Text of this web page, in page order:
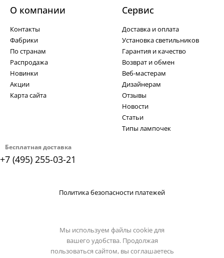
Бесплатная доставка
+7 (495) 255-03-21
О компании
Контакты
Фабрики
По странам
Распродажа
Новинки
Акции
Карта сайта
Cервис
Доставка и оплата
Установка светильников
Гарантия и качество
Возврат и обмен
Веб-мастерам
Дизайнерам
Отзывы
Новости
Статьи
Типы лампочек
Политика безопасности платежей
Мы используем файлы cookie для
вашего удобства. Продолжая
пользоваться сайтом, вы соглашаетесь